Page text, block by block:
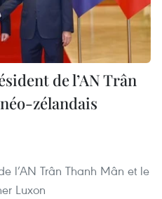
de l’AN Trân
zélandais
l’AN Trân Thanh Mân et le
Luxon